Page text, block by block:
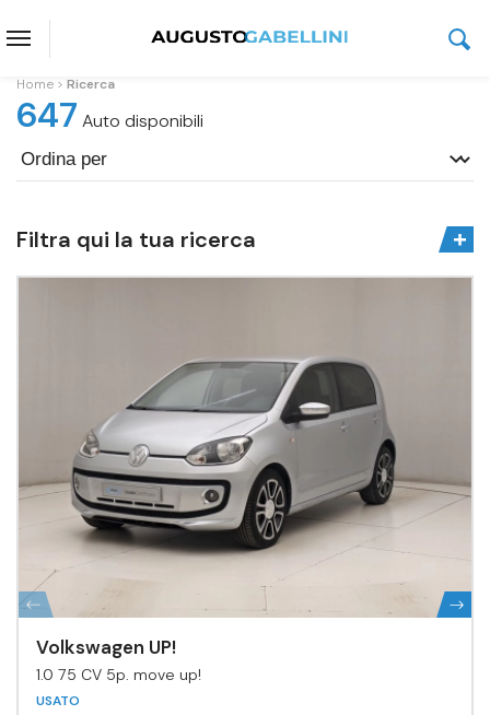
Home Ricerca
647 Auto disponibili
Filtra qui la tua ricerca
Volkswagen UP!
1.0 75 CV 5p. move up!
USATO